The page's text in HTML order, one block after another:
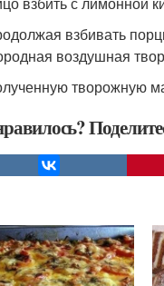
взбивать
воздушная
творожную